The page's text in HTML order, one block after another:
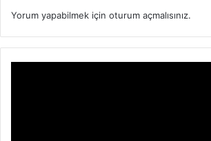
Yorum yapabilmek için oturum açmalısınız.